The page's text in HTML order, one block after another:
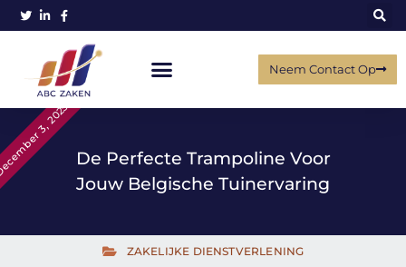
Neem Contact Op
De Perfecte Trampoline Voor
Jouw Belgische Tuinervaring
3, 2025
ZAKELIJKE DIENSTVERLENING